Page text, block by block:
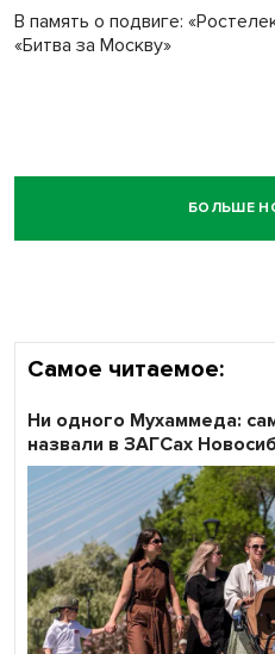
В память о подвиге:
«Битва за Москву»
БОЛЬШЕ
Самое читаемое:
Ни одного Мухаммеда:
назвали в ЗАГСах